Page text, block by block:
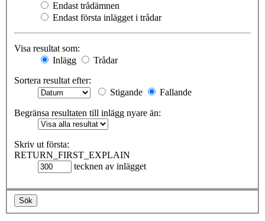
Endast trådämnen
Endast första inlägget i trådar
Visa resultat som:
Inlägg
Trådar
Sortera resultat efter:
Stigande
Fallande
Begränsa resultaten till inlägg nyare än:
Skriv ut första:
RETURN_FIRST_EXPLAIN
tecknen av inlägget